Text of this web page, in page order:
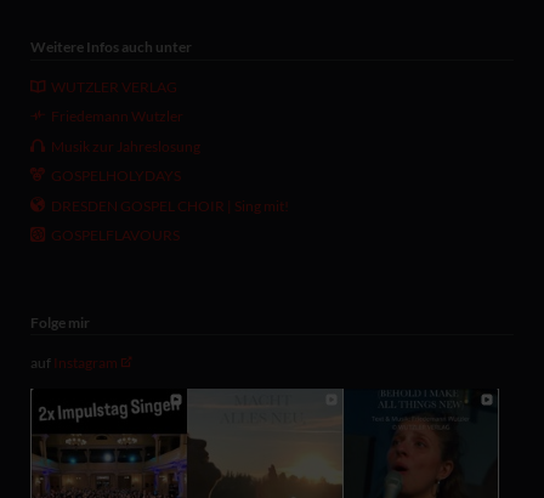
Weitere Infos auch unter
WUTZLER VERLAG
Friedemann Wutzler
Musik zur Jahreslosung
GOSPELHOLYDAYS
DRESDEN GOSPEL CHOIR | Sing mit!
GOSPELFLAVOURS
Folge mir
auf Instagram